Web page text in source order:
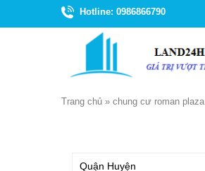
Hotline: 0986866790
Trang chủ » chung cư roman plaza